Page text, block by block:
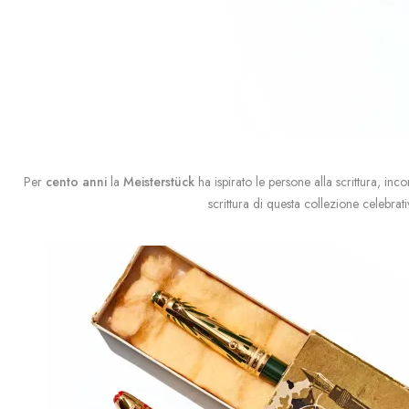
Per cento anni la Meisterstück ha ispirato le persone alla scrittura,
scrittura di questa collezione